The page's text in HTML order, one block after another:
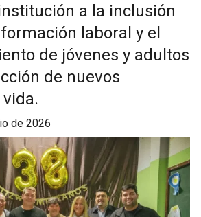
a la inclusión
laboral y el
de jóvenes y adultos
de nuevos
de 2026